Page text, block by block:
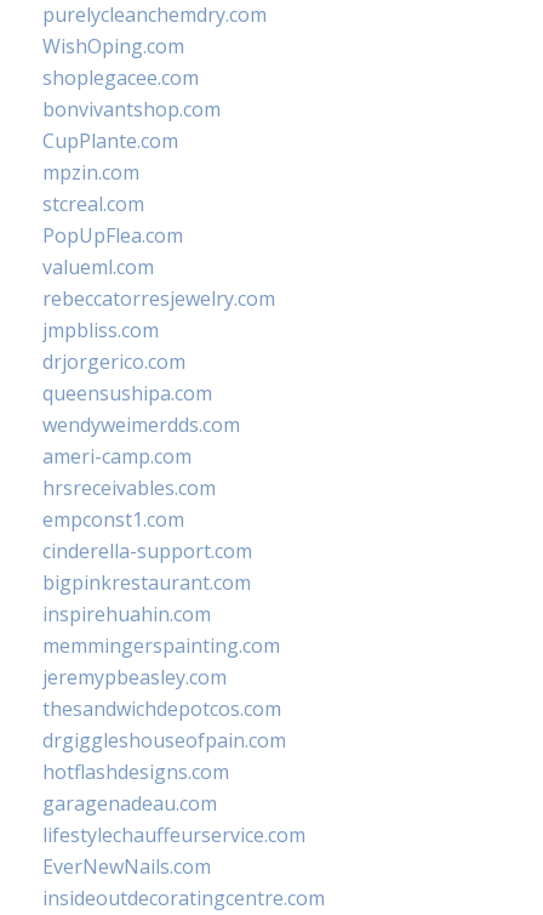
purelycleanchemdry.com
WishOping.com
shoplegacee.com
bonvivantshop.com
CupPlante.com
mpzin.com
stcreal.com
PopUpFlea.com
valueml.com
rebeccatorresjewelry.com
jmpbliss.com
drjorgerico.com
queensushipa.com
wendyweimerdds.com
ameri-camp.com
hrsreceivables.com
empconst1.com
cinderella-support.com
bigpinkrestaurant.com
inspirehuahin.com
memmingerspainting.com
jeremypbeasley.com
thesandwichdepotcos.com
drgiggleshouseofpain.com
hotflashdesigns.com
garagenadeau.com
lifestylechauffeurservice.com
EverNewNails.com
insideoutdecoratingcentre.com